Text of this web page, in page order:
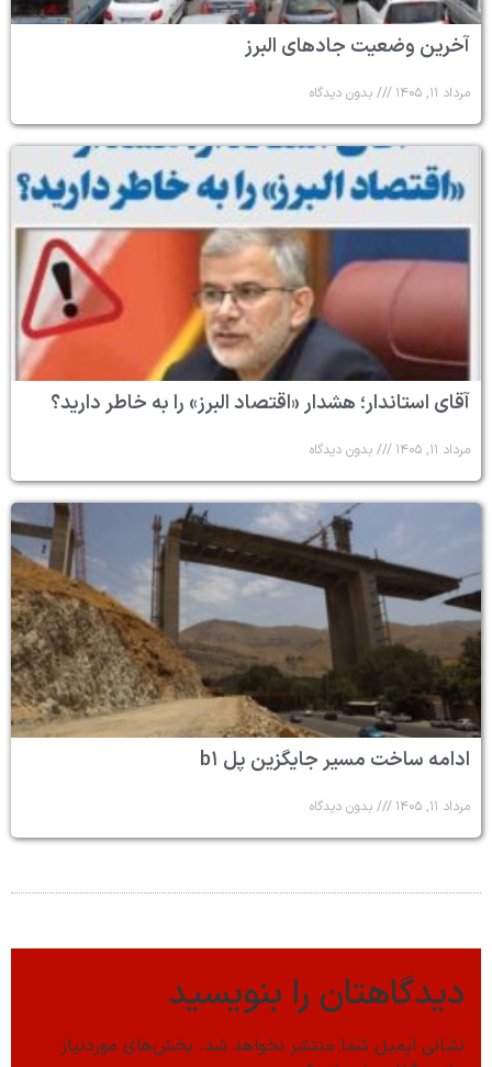
آخرین وضعیت جادهای البرز
مرداد ۱۱, ۱۴۰۵ بدون دیدگاه
آقای استاندار؛ هشدار «اقتصاد البرز» را به خاطر دارید؟
مرداد ۱۱, ۱۴۰۵ بدون دیدگاه
ادامه ساخت مسیر جایگزین پل b۱
مرداد ۱۱, ۱۴۰۵ بدون دیدگاه
دیدگاهتان را بنویسید
نشانی ایمیل شما منتشر نخواهد شد. بخش‌های موردنیاز